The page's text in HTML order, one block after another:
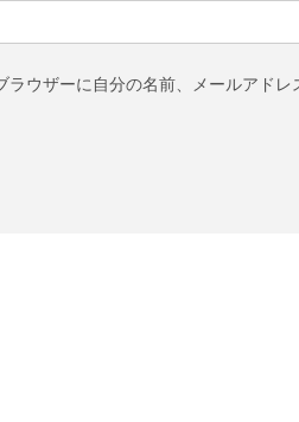
ウザーに自分の名前、メールアドレ